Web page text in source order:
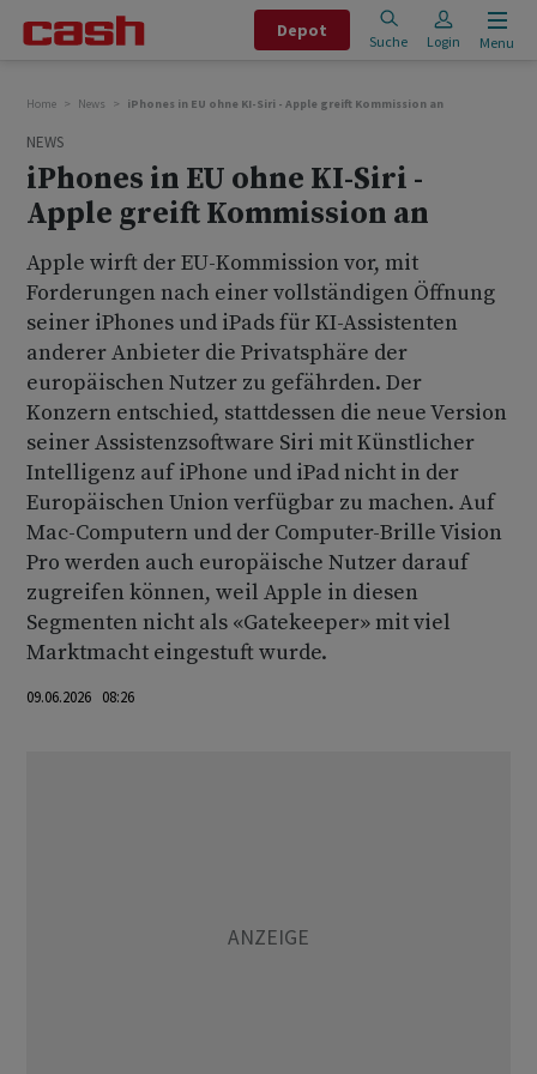
Depot
Suche Login Menu
Home News iPhones in EU ohne KI-Siri - Apple greift Kommission an
NEWS
iPhones in EU ohne KI-Siri -
Apple greift Kommission an
Apple wirft der EU-Kommission vor, mit
Forderungen nach einer vollständigen Öffnung
seiner iPhones und iPads für KI-Assistenten
anderer Anbieter die Privatsphäre der
europäischen Nutzer zu gefährden. Der
Konzern entschied, stattdessen die neue Version
seiner Assistenzsoftware Siri mit Künstlicher
Intelligenz auf iPhone und iPad nicht in der
Europäischen Union verfügbar zu machen. Auf
Mac-Computern und der Computer-Brille Vision
Pro werden auch europäische Nutzer darauf
zugreifen können, weil Apple in diesen
Segmenten nicht als «Gatekeeper» mit viel
Marktmacht eingestuft wurde.
09.06.2026 08:26